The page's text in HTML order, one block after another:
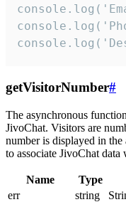
getVisitorNumber#
The asynchronous
JivoChat. Visitors are
number is displayed in the
to associate JivoChat
Name Type
err
string